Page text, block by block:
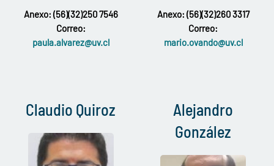
Anexo: (56)(32)250 7546
Correo:
paula.alvarez@uv.cl
Anexo: (56)(32)260 3317
Correo:
mario.ovando@uv.cl
Claudio Quiroz
Alejandro
González